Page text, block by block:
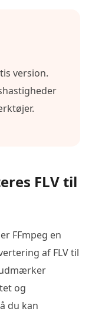
version.
FLV til
FFmpeg en
af FLV til
udmærker
og
du kan